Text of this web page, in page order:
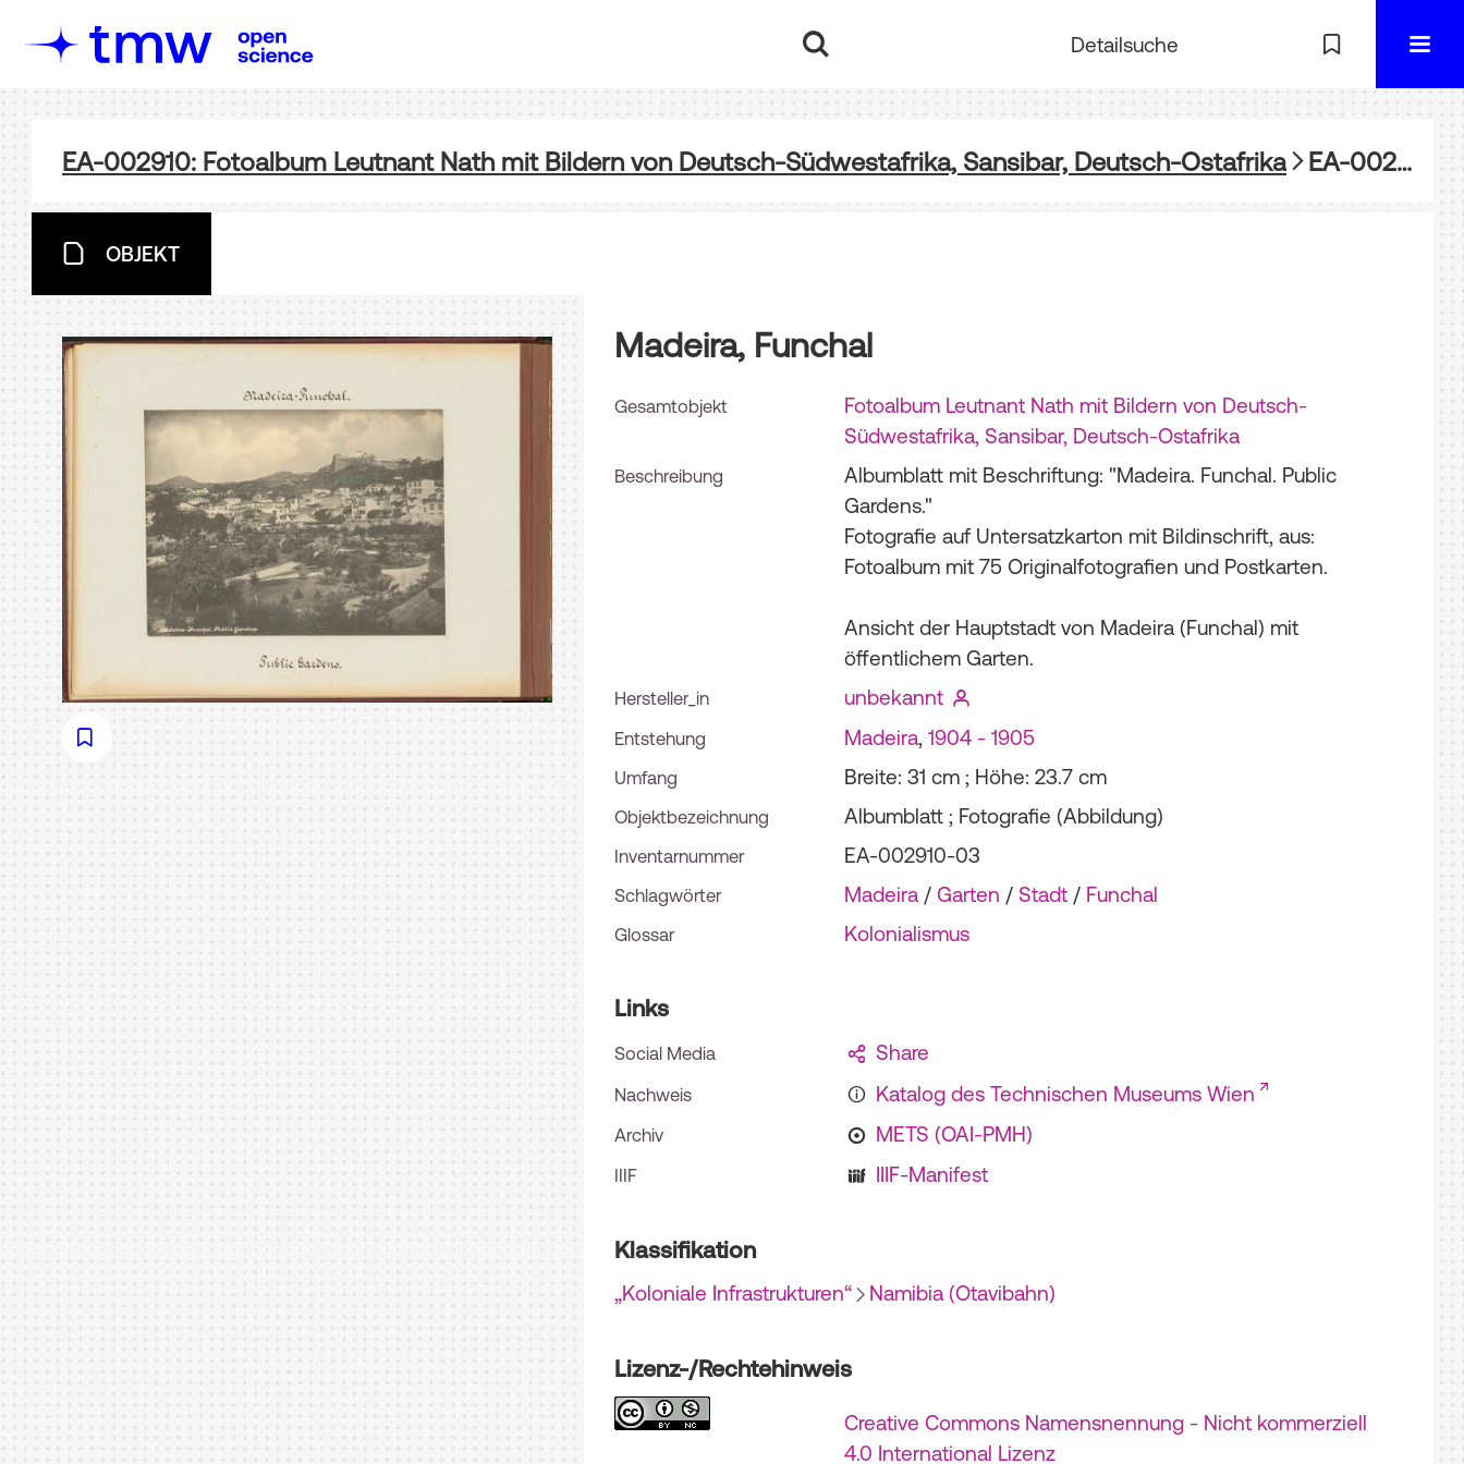
Detailsuche
EA-002910: Fotoalbum Leutnant Nath mit Bildern von Deutsch-Südwestafrika, Sansibar, Deutsch-Ostafrika EA-002910-03: Madeira, Funchal
OBJEKT
Madeira, Funchal
Gesamtobjekt
Fotoalbum Leutnant Nath mit Bildern von Deutsch-
Südwestafrika, Sansibar, Deutsch-Ostafrika
Beschreibung
Albumblatt mit Beschriftung: "Madeira. Funchal. Public
Gardens."
Fotografie auf Untersatzkarton mit Bildinschrift, aus:
Fotoalbum mit 75 Originalfotografien und Postkarten.
Ansicht der Hauptstadt von Madeira (Funchal) mit
öffentlichem Garten.
Hersteller_in unbekannt
Entstehung Madeira, 1904 - 1905
Umfang Breite: 31 cm ; Höhe: 23.7 cm
Objektbezeichnung Albumblatt ; Fotografie (Abbildung)
Inventarnummer EA-002910-03
Schlagwörter Madeira / Garten / Stadt / Funchal
Glossar Kolonialismus
Links
Social Media Share
Nachweis Katalog des Technischen Museums Wien
Archiv METS (OAI-PMH)
IIIF IIIF-Manifest
Klassifikation
„Koloniale Infrastrukturen“ Namibia (Otavibahn)
Lizenz-/Rechtehinweis
Creative Commons Namensnennung - Nicht kommerziell
4.0 International Lizenz